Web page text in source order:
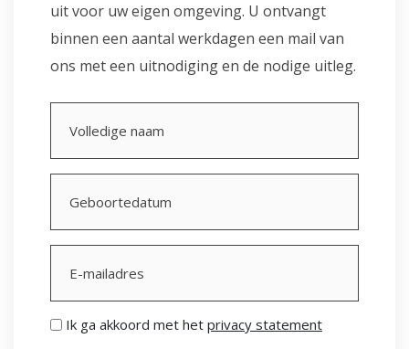
uit voor uw eigen omgeving. U ontvangt
binnen een aantal werkdagen een mail van
ons met een uitnodiging en de nodige uitleg.
naam
(Vereist)
(Vereist)
MM
DD
slash
mailadres
(Vereist)
Privacy
Ik ga akkoord met het privacy statement